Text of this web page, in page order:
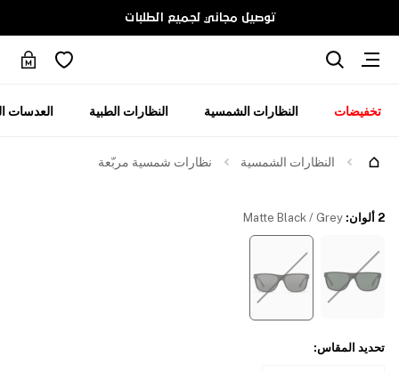
توصيل مجاني لجميع الطلبات
تخفيضات النظارات الشمسية النظارات الطبية العدسات
النظارات الشمسية نظارات شمسية مربّعة
2 ألوان :
Matte Black / Grey
تحديد المقاس: